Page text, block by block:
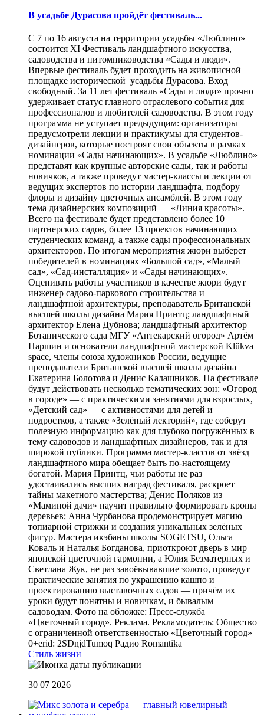
В усадьбе Дурасова пройдёт фестиваль...
С 7 по 16 августа на территории усадьбы «Люблино»
состоится XI Фестиваль ландшафтного искусства,
садоводства и питомниководства «Сады и люди».
Впервые фестиваль будет проходить на живописной
площадке исторической усадьбы Дурасова. Вход
свободный. За 11 лет фестиваль «Сады и люди» прочно
удерживает статус главного отраслевого события для
профессионалов и любителей садоводства. В этом году
программа не уступает предыдущим: организаторы
предусмотрели лекции и практикумы для студентов-
дизайнеров, которые построят свои объекты в рамках
номинации «Сады начинающих». В усадьбе «Люблино»
представят как крупные авторские сады, так и работы
новичков, а также проведут мастер-классы и лекции от
ведущих экспертов по истории ландшафта, подбору
флоры и дизайну цветочных ансамблей. В этом году
тема дизайнерских композиций — «Линия красоты».
Всего на фестивале будет представлено более 10
партнерских садов, более 13 проектов начинающих
студенческих команд, а также сады профессиональных
архитекторов. По итогам мероприятия жюри выберет
победителей в номинациях «Большой сад», «Малый
сад», «Сад-инсталляция» и «Сады начинающих».
Оценивать работы участников в качестве жюри будут
инженер садово-паркового строительства и
ландшафтной архитектуры, преподаватель Британской
высшей школы дизайна Мария Принтц; ландшафтный
архитектор Елена Дубнова; ландшафтный архитектор
Ботанического сада МГУ «Аптекарский огород» Артём
Паршин и основатели ландшафтной мастерской Klükva
space, члены союза художников России, ведущие
преподаватели Британской высшей школы дизайна
Екатерина Болотова и Денис Калашников. На фестивале
будут действовать несколько тематических зон: «Огород
в городе» — с практическими занятиями для взрослых,
«Детский сад» — с активностями для детей и
подростков, а также «Зелёный лекторий», где соберут
полезную информацию как для глубоко погружённых в
тему садоводов и ландшафтных дизайнеров, так и для
широкой публики. Программа мастер-классов от звёзд
ландшафтного мира обещает быть по-настоящему
богатой. Мария Принтц, чьи работы не раз
удостаивались высших наград фестиваля, раскроет
тайны макетного мастерства; Денис Поляков из
«Маминой дачи» научит правильно формировать кроны
деревьев; Анна Чурбанова продемонстрирует магию
топиарной стрижки и создания уникальных зелёных
фигур. Мастера икэбаны школы SOGETSU, Ольга
Коваль и Наталья Богданова, приоткроют дверь в мир
японской цветочной гармонии, а Юлия Безматерных и
Светлана Жук, не раз завоёвывавшие золото, проведут
практические занятия по украшению кашпо и
проектированию выставочных садов — причём их
уроки будут понятны и новичкам, и бывалым
садоводам. Фото на обложке: Пресс-служба
«Цветочный город». Реклама. Рекламодатель: Общество
с ограниченной ответственностью «Цветочный город»
0+erid: 2SDnjdTumoq Радио Romantika
Стиль жизни
30 07 2026